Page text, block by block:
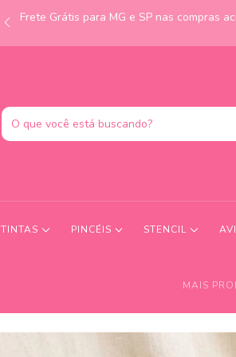
Frete Grátis para MG e SP nas compras
TINTAS PINCÉIS STENCIL
MAIS